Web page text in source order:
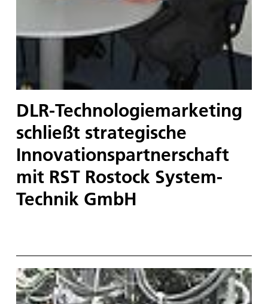
DLR-Technologiemarketing
schließt strategische
Innovationspartnerschaft
mit RST Rostock System-
Technik GmbH